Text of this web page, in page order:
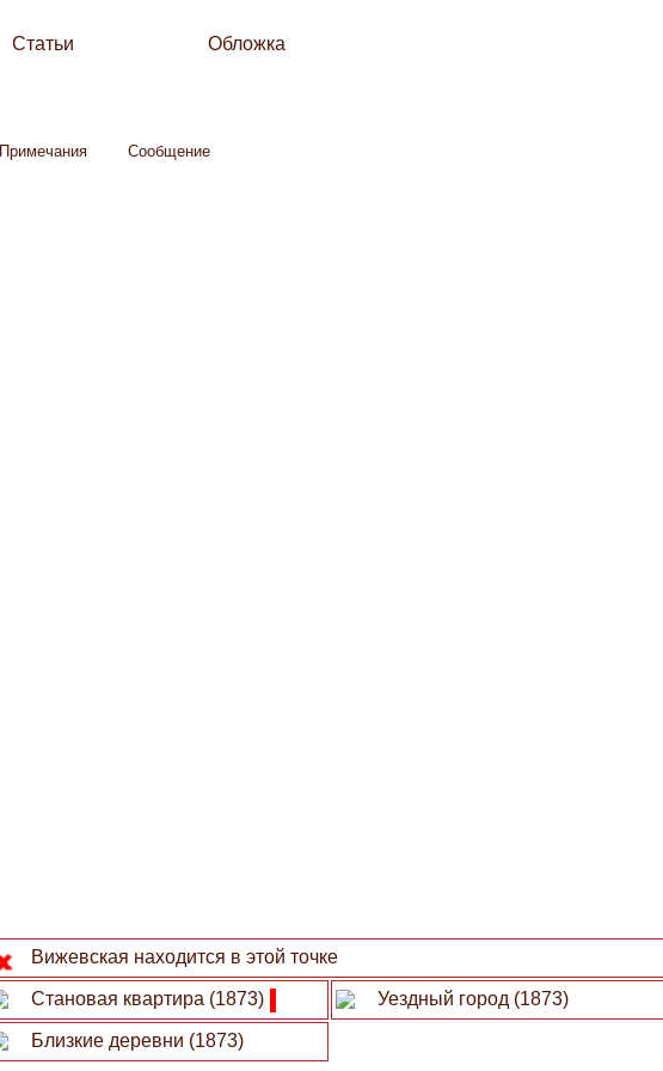
Статьи Обложка
Примечания Сообщение
Вижевская находится в этой точке
Становая квартира (1873) Уездный город (1873)
Близкие деревни (1873)